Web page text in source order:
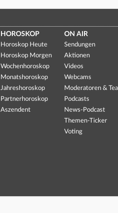
HOROSKOP
Horoskop Heute
Horoskop Morgen
Wochenhoroskop
Monatshoroskop
Jahreshoroskop
Partnerhoroskop
Aszendent
ON AIR
Sendungen
Aktionen
Videos
Webcams
Moderatoren &
Podcasts
News-Podcast
Themen-Ticker
Voting